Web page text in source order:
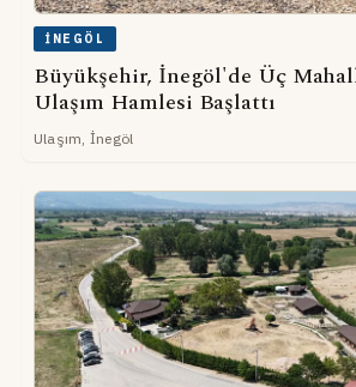
İNEGÖL
Büyükşehir, İnegöl'de Üç
Ulaşım Hamlesi Başlattı
Ulaşım, İnegöl